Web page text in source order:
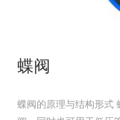
蝶阀
蝶阀的原理与结构形式